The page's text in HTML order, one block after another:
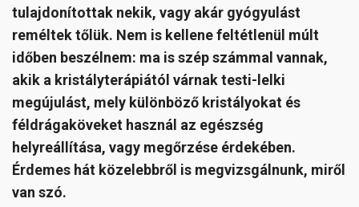
tulajdonítottak nekik, vagy akár gyógyulást
reméltek tőlük. Nem is kellene feltétlenül múlt
időben beszélnem: ma is szép számmal vannak,
akik a kristályterápiától várnak testi-lelki
megújulást, mely különböző kristályokat és
féldrágaköveket használ az egészség
helyreállítása, vagy megőrzése érdekében.
Érdemes hát közelebbről is megvizsgálnunk, miről
van szó.